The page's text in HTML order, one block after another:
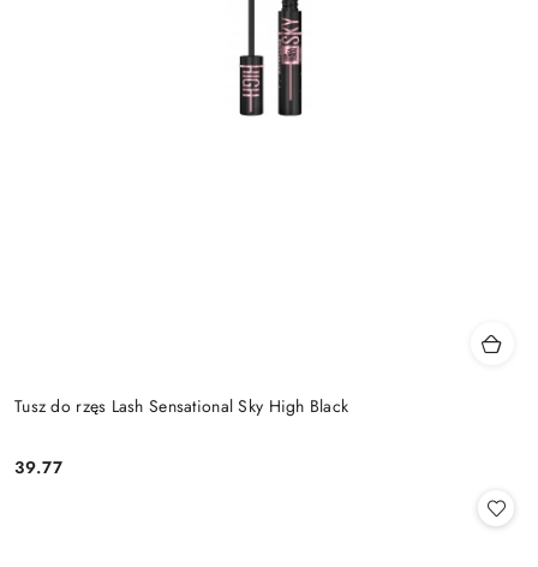
Tusz do rzęs Lash Sensational Sky High Black
Cena:
39.77